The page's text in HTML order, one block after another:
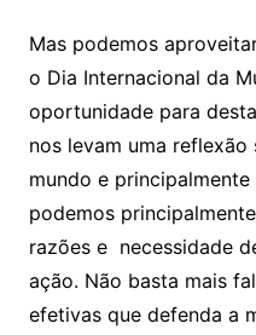
Mas podemos
o Dia Internacional da
oportunidade para
nos levam uma
mundo e
podemos
razões e necessidade
ação. Não basta mais
efetivas que defenda a